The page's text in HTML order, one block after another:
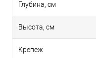
Глубина, см
Высота, см
Крепеж